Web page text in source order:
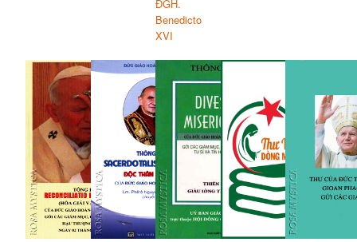
ĐGH.
Benedicto
XVI